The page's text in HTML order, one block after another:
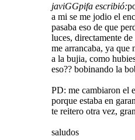
javiGGpifa escribió:
a mi se me jodio el
pasaba eso de que
luces, directamente
me arrancaba, ya que
a la bujia, como
eso?? bobinando la
PD: me cambiaron el
porque estaba en
te reitero otra vez,
saludos